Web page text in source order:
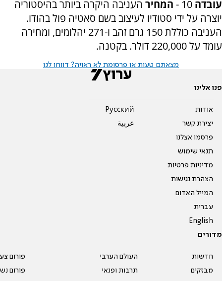
עובדה 10 - המחיר העניבה היקרה ביותר בהיסטוריה
יוצרה על ידי סטודיו לעיצוב בשם סאטיה פול בהודו.
העניבה כוללת 150 גרם זהב ו-271 יהלומים, ומחירה
עומד על 220,000 דולר. בקטנה.
מצאתם טעות או פרסומת לא ראויה? דווחו לנו
פנו אלינו
אודות
יצירת קשר
פרסמו אצלנו
תנאי שימוש
מדיניות פרטיות
הצהרת נגישות
המייל האדום
עברית
English
Pусский
عربية
מדורים
חדשות
מבזקים
העולם הערבי
תרבות ופנאי
פורום
פורום